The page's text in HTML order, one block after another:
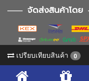
จัดส่งสินค้าโดย
ช่อ
เปรียบเทียบสินค้า 0